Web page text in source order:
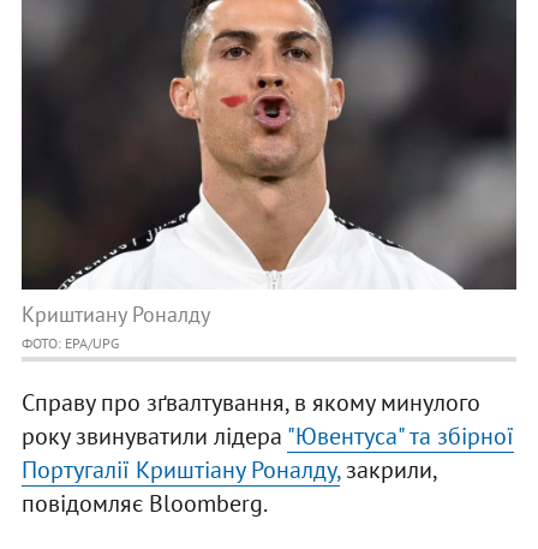
Криштиану Роналду
ФОТО: EPA/UPG
Справу про зґвалтування, в якому минулого
року звинуватили лідера "Ювентуса" та збірної
Португалії Криштіану Роналду,закрили,
повідомляє Bloomberg.